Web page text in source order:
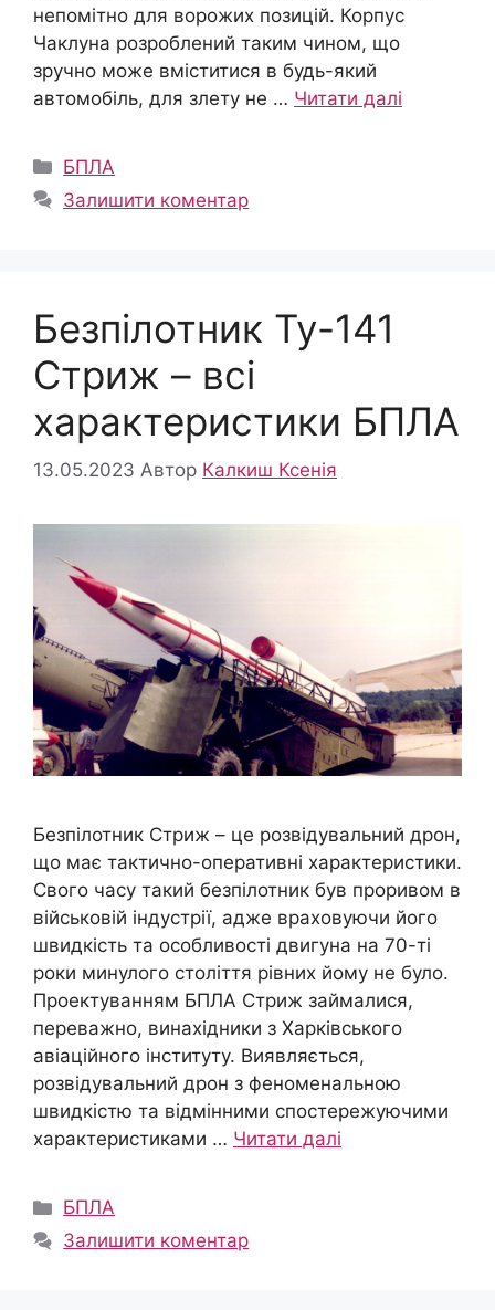
непомітно для ворожих позицій. Корпус
Чаклуна розроблений таким чином, що
зручно може вміститися в будь-який
автомобіль, для злету не … Читати далі
Категорії
БПЛА
Залишити коментар
Безпілотник Ту-141
Стриж – всі
характеристики БПЛА
13.05.2023 Автор Калкиш Ксенія
Безпілотник Стриж – це розвідувальний дрон,
що має тактично-оперативні характеристики.
Свого часу такий безпілотник був проривом в
військовій індустрії, адже враховуючи його
швидкість та особливості двигуна на 70-ті
роки минулого століття рівних йому не було.
Проектуванням БПЛА Стриж займалися,
переважно, винахідники з Харківського
авіаційного інституту. Виявляється,
розвідувальний дрон з феноменальною
швидкістю та відмінними спостережуючими
характеристиками … Читати далі
Категорії
БПЛА
Залишити коментар